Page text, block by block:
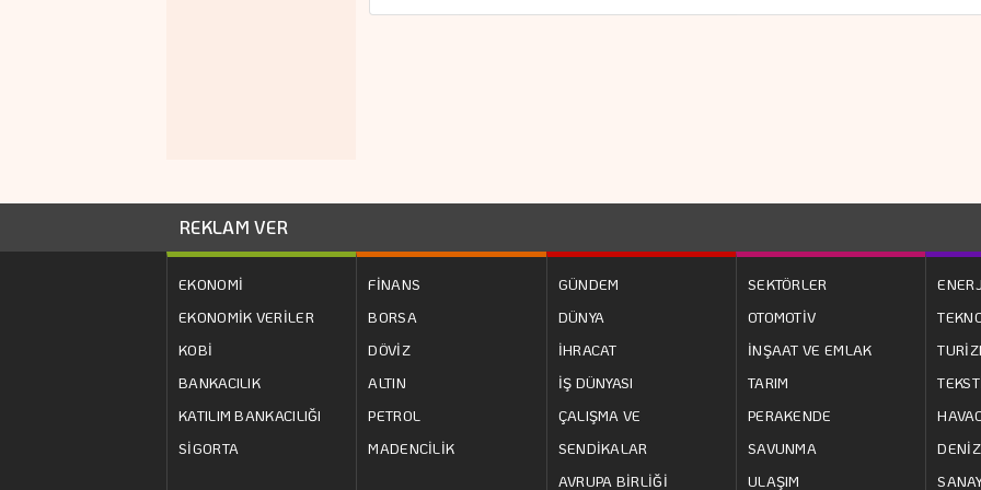
REKLAM VER
EKONOMİ
EKONOMİK VERİLER
KOBİ
BANKACILIK
KATILIM BANKACILIĞI
SİGORTA
FİNANS
BORSA
DÖVİZ
ALTIN
PETROL
MADENCİLİK
GÜNDEM
DÜNYA
İHRACAT
İŞ DÜNYASI
ÇALIŞMA VE
SENDİKALAR
AVRUPA BİRLİĞİ
SEKTÖRLER
OTOMOTİV
İNŞAAT VE EMLAK
TARIM
PERAKENDE
SAVUNMA
ULAŞIM